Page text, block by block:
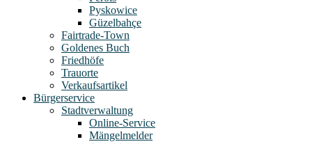
Pyskowice
Güzelbahçe
Fairtrade-Town
Goldenes Buch
Friedhöfe
Trauorte
Verkaufsartikel
Bürgerservice
Stadtverwaltung
Online-Service
Mängelmelder